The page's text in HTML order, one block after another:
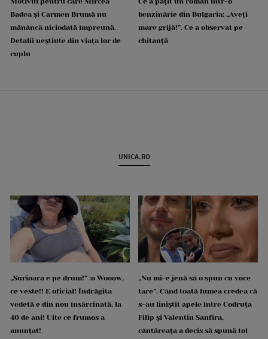
Badea și Carmen Brumă nu
mănâncă niciodată împreună.
Detalii neștiute din viața lor de
cuplu
benzinărie din Bulgaria: „Aveți
mare grijă!”. Ce a observat pe
chitanță
UNICA.RO
„Surioara e pe drum!” :o Wooow,
ce veste!! E oficial! Îndrăgita
vedetă e din nou însărcinată, la
40 de ani! Uite ce frumos a
anunțat!
„Nu mi-e jenă să o spun cu voce
tare”. Când toată lumea credea că
s-au liniștit apele între Codruța
Filip și Valentin Sanfira,
cântăreața a decis să spună tot